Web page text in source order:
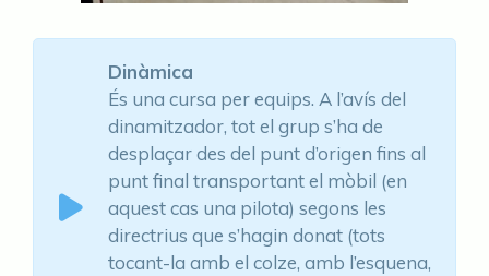
Dinàmica
És una cursa per equips. A l’avís del
dinamitzador, tot el grup s’ha de
desplaçar des del punt d’origen fins al
punt final transportant el mòbil (en
aquest cas una pilota) segons les
directrius que s’hagin donat (tots
tocant-la amb el colze, amb l’esquena,